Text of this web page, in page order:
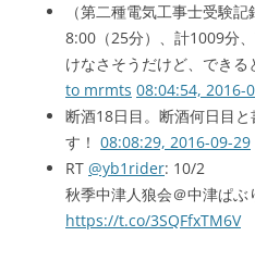
（第二種電気工事士受験
8:00（25分）、計1009分
けなさそうだけど、できる
to mrmts 08:04:54, 2016-
断酒18日目。断酒何日目
す！ 08:08:29, 2016-09-29
RT @yb1rider: 10/2
秋季中津人狼会＠中津ぱぶ
https://t.co/3SQFfxTM6V